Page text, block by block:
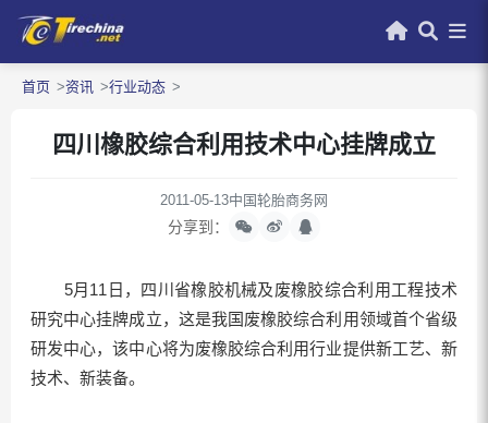
首页 资讯 行业动态
四川橡胶综合利用技术中心挂牌成立
2011-05-13中国轮胎商务网
分享到：
5月11日，四川省橡胶机械及废橡胶综合利用工程技术
研究中心挂牌成立，这是我国废橡胶综合利用领域首个省级
研发中心，该中心将为废橡胶综合利用行业提供新工艺、新
技术、新装备。